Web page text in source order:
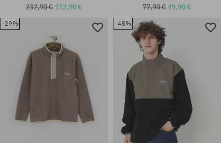
Verfügbare Größen:
Verfügbare Größen:
232,90 € 112,90 € 77,90 €49,90 €
-29% -48%